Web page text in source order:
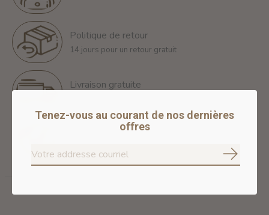
Politique de retour
14 jours pour un retour gratuit
Livraison gratuite
Paiements 100% sécurisés
Nous assurons des paiements sécurisés
Tenez-vous au courant de nos dernières
offres